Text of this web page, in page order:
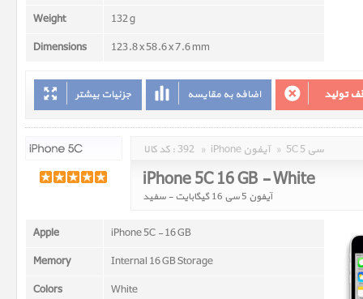
Weight
132 g
Dimensions
123.8 x 58.6 x 7.6 mm
جزئیات بیشتر اضافه به مقایسه تولید
کد کالا : 392 » iPhone آیفون » 5C 5 سی
iPhone 5C 16 GB - White
آیفون 5 سی 16 گیگابایت - سفید
Apple
iPhone 5C - 16 GB
Memory
Internal 16 GB Storage
Colors
White